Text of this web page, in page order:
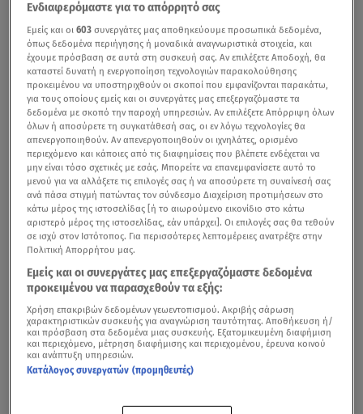
Ενδιαφερόμαστε για το απόρρητό σας
Εμείς και οι603 συνεργάτες μας αποθηκεύουμε προσωπικά δεδομένα,
όπως δεδομένα περιήγησης ή μοναδικά αναγνωριστικά στοιχεία, και
έχουμε πρόσβαση σε αυτά στη συσκευή σας. Αν επιλέξετε Αποδοχή, θα
καταστεί δυνατή η ενεργοποίηση τεχνολογιών παρακολούθησης
προκειμένου να υποστηριχθούν οι σκοποί που εμφανίζονται παρακάτω,
για τους οποίους εμείς και οι συνεργάτες μας επεξεργαζόμαστε τα
δεδομένα με σκοπό την παροχή υπηρεσιών. Αν επιλέξετε Απόρριψη όλων
όλων ή αποσύρετε τη συγκατάθεσή σας, οι εν λόγω τεχνολογίες θα
απενεργοποιηθούν. Αν απενεργοποιηθούν οι ιχνηλάτες, ορισμένο
περιεχόμενο και κάποιες από τις διαφημίσεις που βλέπετε ενδέχεται να
μην είναι τόσο σχετικές με εσάς. Μπορείτε να επανεμφανίσετε αυτό το
μενού για να αλλάξετε τις επιλογές σας ή να αποσύρετε τη συναίνεσή σας
ανά πάσα στιγμή πατώντας τον σύνδεσμο Διαχείριση προτιμήσεων στο
κάτω μέρος της ιστοσελίδας [ή το αιωρούμενο εικονίδιο στο κάτω
αριστερό μέρος της ιστοσελίδας, εάν υπάρχει]. Οι επιλογές σας θα τεθούν
σε ισχύ στον Ιστότοπος. Για περισσότερες λεπτομέρειες ανατρέξτε στην
Πολιτική Απορρήτου μας.
Εμείς και οι συνεργάτες μας επεξεργαζόμαστε δεδομένα
προκειμένου να παρασχεθούν τα εξής:
Χρήση επακριβών δεδομένων γεωεντοπισμού. Ακριβής σάρωση
χαρακτηριστικών συσκευής για αναγνώριση ταυτότητας. Αποθήκευση ή/
και πρόσβαση στα δεδομένα μιας συσκευής. Εξατομικευμένη διαφήμιση
και περιεχόμενο, μέτρηση διαφήμισης και περιεχομένου, έρευνα κοινού
και ανάπτυξη υπηρεσιών.
Κατάλογος συνεργατών (προμηθευτές)